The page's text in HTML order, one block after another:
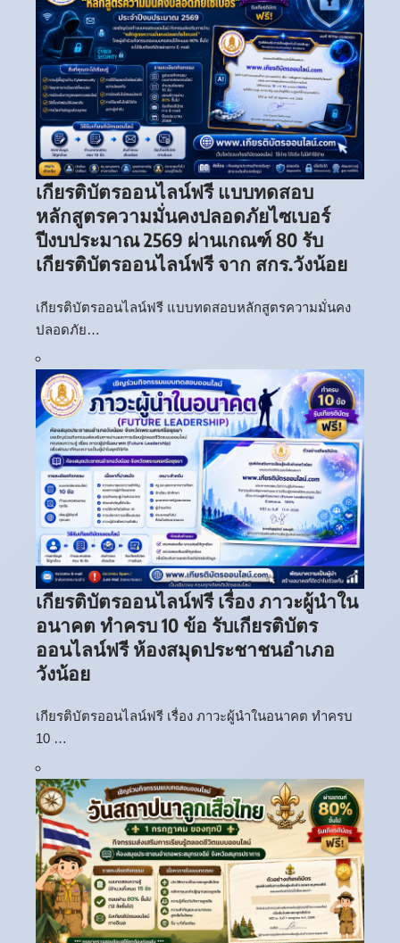
เกียรติบัตรออนไลน์ฟรี แบบทดสอบ
หลักสูตรความมั่นคงปลอดภัยไซเบอร์
ปีงบประมาณ 2569 ผ่านเกณฑ์ 80 รับ
เกียรติบัตรออนไลน์ฟรี จาก สกร.วังน้อย
เกียรติบัตรออนไลน์ฟรี แบบทดสอบหลักสูตรความมั่นคง
ปลอดภัย…
เกียรติบัตรออนไลน์ฟรี เรื่อง ภาวะผู้นำใน
อนาคต ทำครบ 10 ข้อ รับเกียรติบัตร
ออนไลน์ฟรี ห้องสมุดประชาชนอำเภอ
วังน้อย
เกียรติบัตรออนไลน์ฟรี เรื่อง ภาวะผู้นำในอนาคต ทำครบ
10 …